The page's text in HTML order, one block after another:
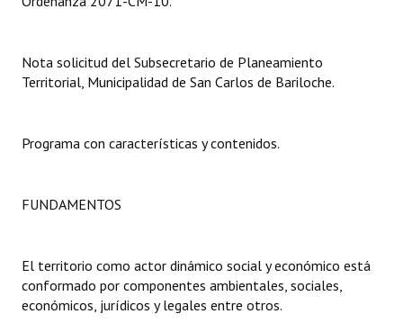
Organigrama
Informes de Gestión
Actas de Sesión
Informes de Unidad Coordinadora
Nota solicitud del Subsecretario de Planeamiento
Territorial, Municipalidad de San Carlos de Bariloche.
Programa con características y contenidos.
FUNDAMENTOS
El territorio como actor dinámico social y económico está
conformado por componentes ambientales, sociales,
económicos, jurídicos y legales entre otros.